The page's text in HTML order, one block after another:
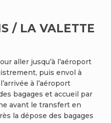
/ LA VALETTE
aller jusqu’à l’aéroport
puis envol à
à l’aéroport
bagages et accueil par
avant le transfert en
la dépose des bagages